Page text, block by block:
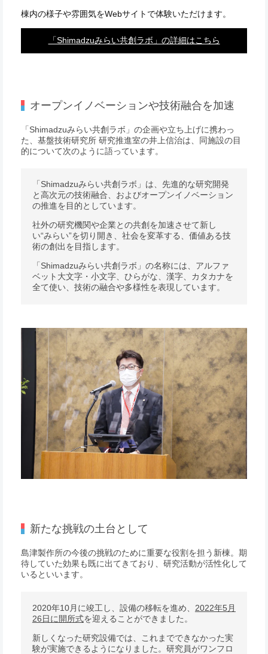
棟内の様子や雰囲気をWebサイトで体験いただけます。
「Shimadzuみらい共創ラボ」の詳細はこちら
オープンイノベーションや技術融合を加速
「Shimadzuみらい共創ラボ」の企画や立ち上げに携わっ
た、基盤技術研究所 研究推進室の井上信治は、同施設の目
的について次のように語っています。
「Shimadzuみらい共創ラボ」は、先進的な研究開発
と高次元の技術融合、およびオープンイノベーション
の推進を目的としています。
社外の研究機関や企業との共創を加速させて新し
い“みらい”を切り開き、社会を変革する、価値ある技
術の創出を目指します。
「Shimadzuみらい共創ラボ」の名称には、アルファ
ベット大文字・小文字、ひらがな、漢字、カタカナを
全て使い、技術の融合や多様性を表現しています。
新たな挑戦の土台として
島津製作所の今後の挑戦のために重要な役割を担う新棟。期
待していた効果も既に出てきており、研究活動が活性化して
いるといいます。
2020年10月に竣工し、設備の移転を進め、 2022年5月
26日に開所式を迎えることができました。
新しくなった研究設備では、これまでできなかった実
験が実施できるようになりました。研究員がワンフロ